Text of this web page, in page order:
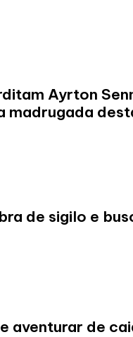
Ayrton
madrugada
de sigilo e
aventurar de